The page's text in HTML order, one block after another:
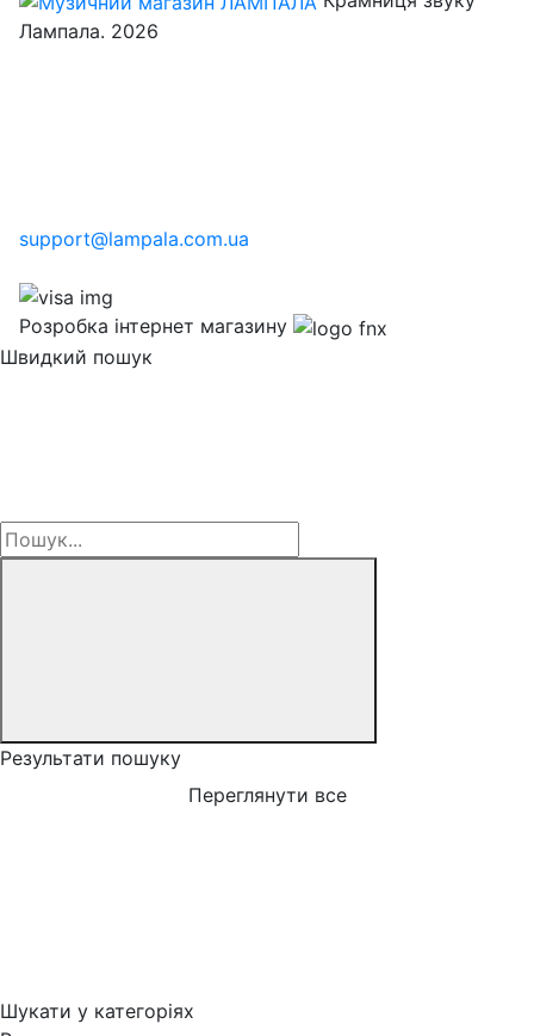
Лампала. 2026
support@lampala.com.ua
Розробка інтернет магазину
Швидкий пошук
Результати пошуку
Переглянути все
Шукати у категоріях